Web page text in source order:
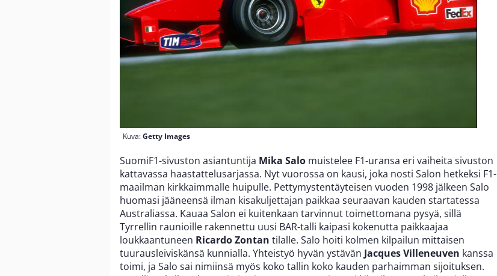
Kuva:Getty Images
SuomiF1-sivuston asiantuntija Mika Salo muistelee F1-uransa eri vaiheita sivuston
kattavassa haastattelusarjassa. Nyt vuorossa on kausi, joka nosti Salon hetkeksi F1-
maailman kirkkaimmalle huipulle. Pettymystentäyteisen vuoden 1998 jälkeen Salo
huomasi jääneensä ilman kisakuljettajan paikkaa seuraavan kauden startatessa
Australiassa. Kauaa Salon ei kuitenkaan tarvinnut toimettomana pysyä, sillä
Tyrrellin raunioille rakennettu uusi BAR-talli kaipasi kokenutta paikkaajaa
loukkaantuneen Ricardo Zontan tilalle. Salo hoiti kolmen kilpailun mittaisen
tuurausleiviskänsä kunnialla. Yhteistyö hyvän ystävän Jacques Villeneuven kanssa
toimi, ja Salo sai nimiinsä myös koko tallin koko kauden parhaimman sijoituksen.